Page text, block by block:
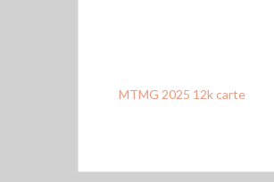
MTMG 2025 12k carte